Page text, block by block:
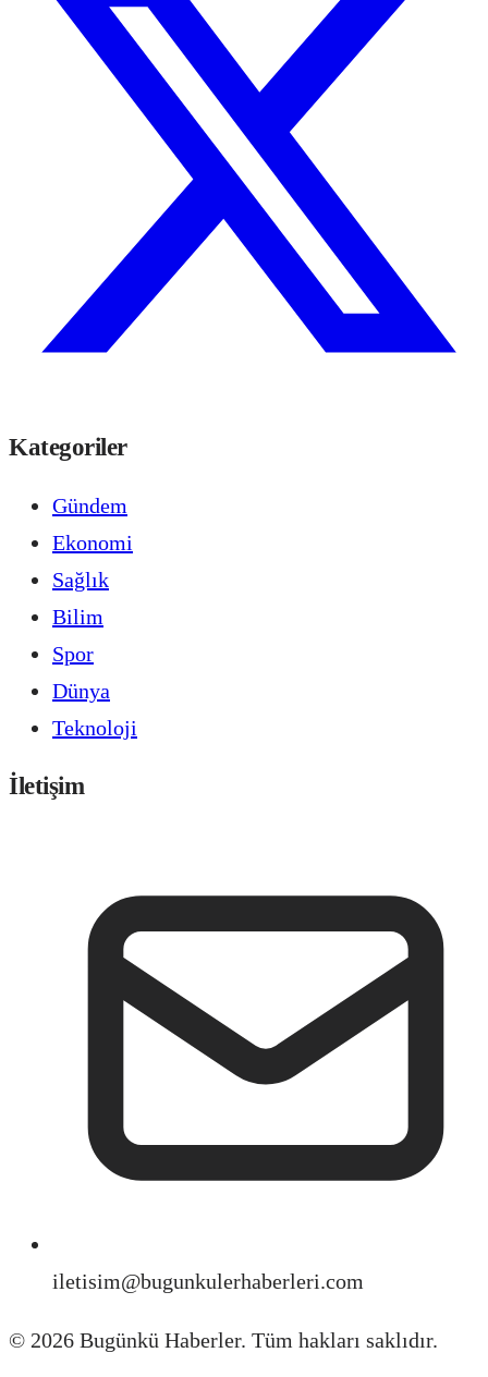
Kategoriler
Gündem
Ekonomi
Sağlık
Bilim
Spor
Dünya
Teknoloji
İletişim
iletisim@bugunkulerhaberleri.com
© 2026 Bugünkü Haberler. Tüm hakları saklıdır.